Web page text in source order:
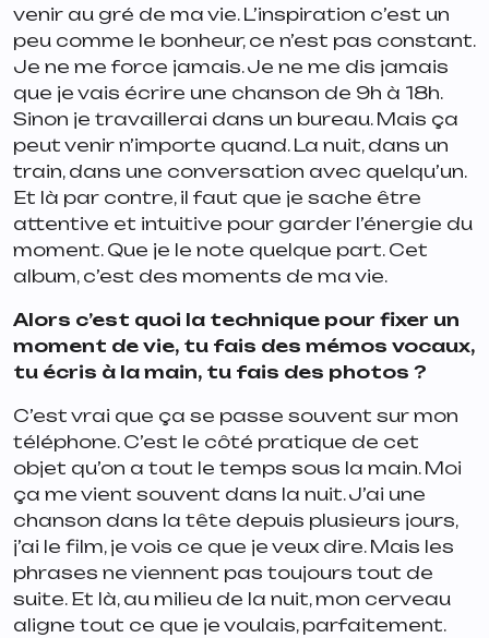
venir au gré de ma vie. L’inspiration c’est un
peu comme le bonheur, ce n’est pas constant.
Je ne me force jamais. Je ne me dis jamais
que je vais écrire une chanson de 9h à 18h.
Sinon je travaillerai dans un bureau. Mais ça
peut venir n’importe quand. La nuit, dans un
train, dans une conversation avec quelqu’un.
Et là par contre, il faut que je sache être
attentive et intuitive pour garder l’énergie du
moment. Que je le note quelque part. Cet
album, c’est des moments de ma vie.
Alors c’est quoi la technique pour fixer un
moment de vie, tu fais des mémos vocaux,
tu écris à la main, tu fais des photos ?
C’est vrai que ça se passe souvent sur mon
téléphone. C’est le côté pratique de cet
objet qu’on a tout le temps sous la main. Moi
ça me vient souvent dans la nuit. J’ai une
chanson dans la tête depuis plusieurs jours,
j’ai le film, je vois ce que je veux dire. Mais les
phrases ne viennent pas toujours tout de
suite. Et là, au milieu de la nuit, mon cerveau
aligne tout ce que je voulais, parfaitement.